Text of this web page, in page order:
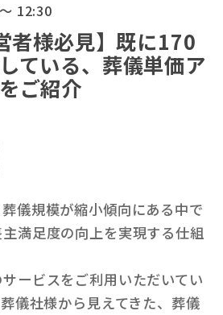
12:30
者様必見】既に170
ている、葬儀単価ア
ご紹介
儀規模が縮小傾向にある中で
満足度の向上を実現する仕組
ービスをご利用いただいてい
儀社様から見えてきた、葬儀